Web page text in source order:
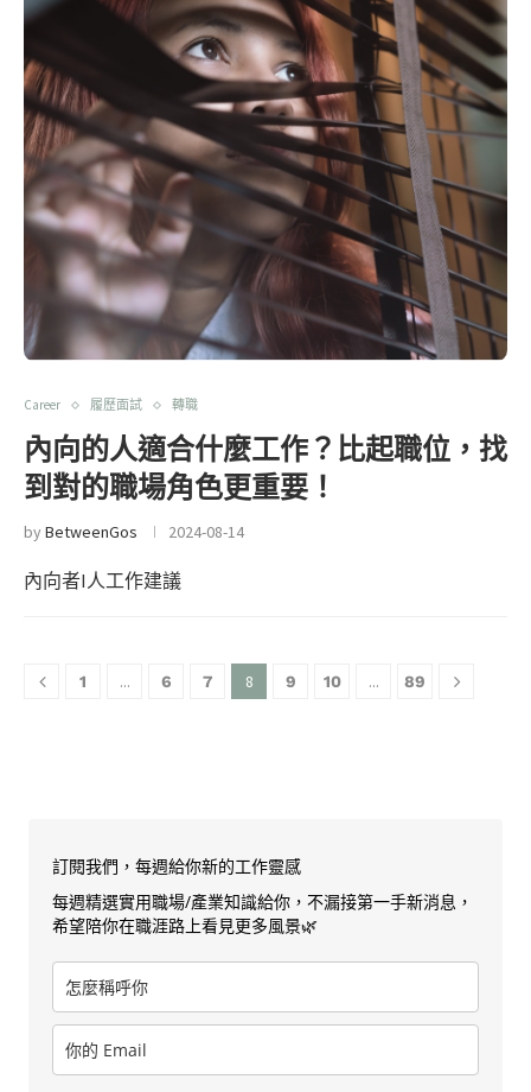
Career 履歷面試 轉職
內向的人適合什麼工作？比起職位，找
到對的職場角色更重要！
byBetweenGos 2024-08-14
內向者I人工作建議
1 ... 6 7 8 9 10 ... 89
訂閱我們，每週給你新的工作靈感
每週精選實用職場/產業知識給你，不漏接第一手新消息，
希望陪你在職涯路上看見更多風景🌿